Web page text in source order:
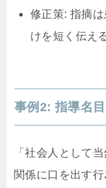
修正策: 指摘
けを短く伝え
事例2: 指導名
「社会人として
関係に口を出す